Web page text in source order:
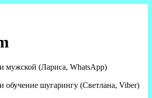
мужской (Лариса, WhatsApp)
шугарингу (Светлана, Viber)